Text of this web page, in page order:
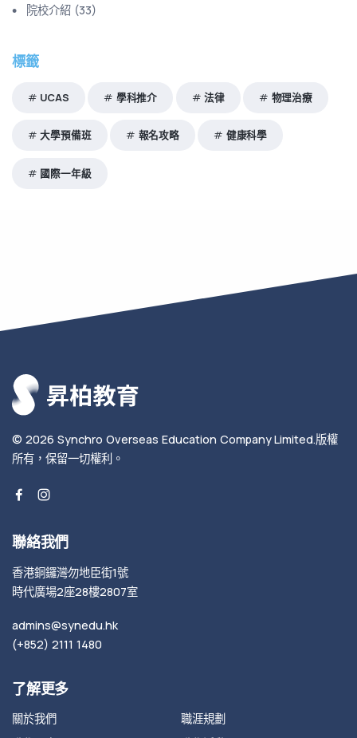
院校介紹 (33)
標籤
UCAS 學科推介 法律 物理治療
大學預備班 報名攻略 健康科學
國際一年級
© 2026 Synchro Overseas Education Company Limited.版權
所有，保留一切權利。
聯絡我們
香港銅鑼灣勿地臣街1號
時代廣場2座28樓2807室
admins@synedu.hk
(+852) 2111 1480
了解更多
關於我們
職涯規劃